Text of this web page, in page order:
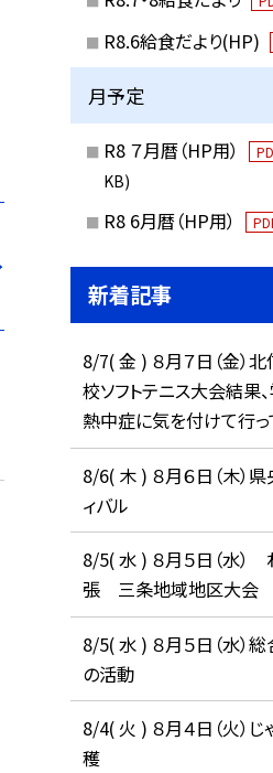
R8.6給食だより(HP)
月予定
R8 ７月暦（HP用）
KB)
R8 6月暦（HP用）
新着記事
8/7( 金 ) ８月７日（金）
校ソフトテニス大会結果
熱中症に気を付けて行っ
8/6( 木 ) ８月６日（木）県
ィバル
8/5( 水 ) ８月５日（水）
張 三条地域地区大会
8/5( 水 ) ８月５日（水）
の活動
8/4( 火 ) ８月４日（火）
穫